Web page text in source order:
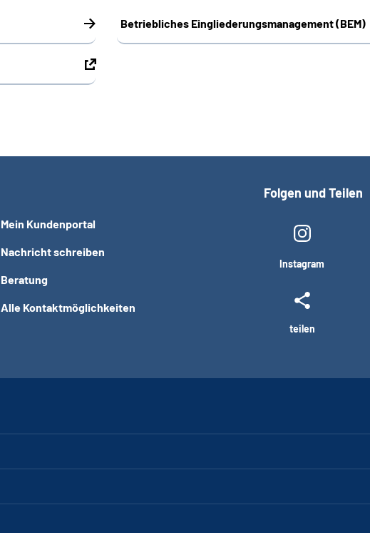
Betriebliches Eingliederungsmanagement (BEM)
Mein Kundenportal
Nachricht schreiben
Beratung
Alle Kontaktmöglichkeiten
Folgen und Teilen
Instagram
teilen